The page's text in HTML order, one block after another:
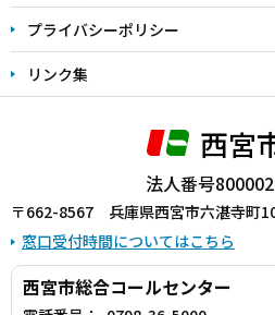
プライバシーポリシー
リンク集
西宮
法人番号
〒662-8567 兵庫県西宮市六湛寺町10
窓口受付時間についてはこちら
西宮市総合コールセンター